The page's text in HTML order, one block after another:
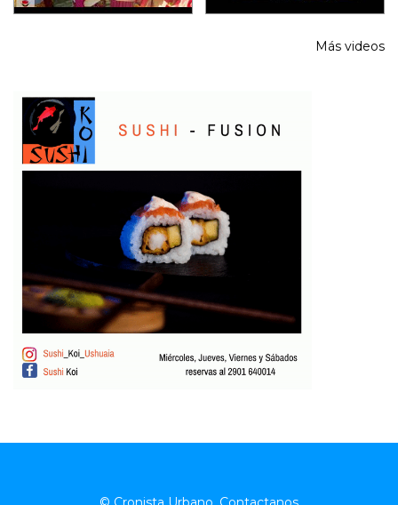
Más videos